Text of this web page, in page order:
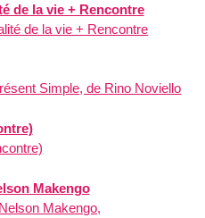
de la vie + Rencontre
de la vie + Rencontre
Simple, de Rino Noviello
Makengo
Makengo,